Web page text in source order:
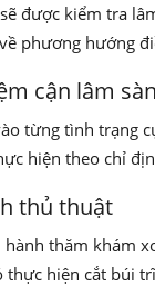
được kiểm tra
phương hướng
cận lâm
từng tình trạng
hiện theo chỉ
thủ thuật
hành thăm khám
thực hiện cắt búi